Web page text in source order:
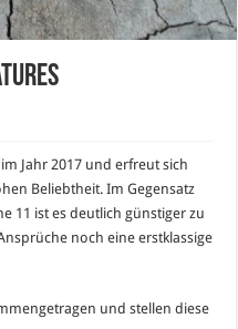
Jahr 2017 und erfreut sich
Beliebtheit. Im Gegensatz
11 ist es deutlich günstiger zu
noch eine erstklassige
und stellen diese